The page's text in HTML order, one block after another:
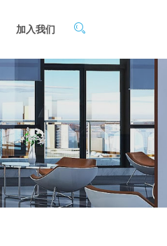
加入我们